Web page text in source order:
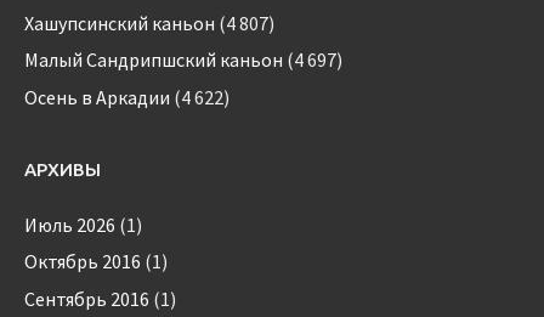
Хашупсинский каньон (4 807)
Малый Сандрипшский каньон (4 697)
Осень в Аркадии (4 622)
АРХИВЫ
Июль 2026 (1)
Октябрь 2016 (1)
Сентябрь 2016 (1)